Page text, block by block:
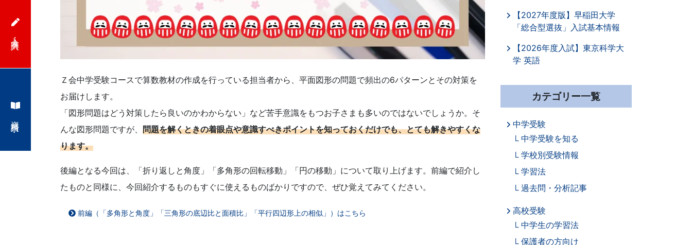
は
の
報
が
満
Ｚ会中学受験コースで算数教材の作成を行っている担当者から、平面図形の問題で頻出の6パターンとその対策を
お届けします。
「図形問題はどう対策したら良いのかわからない」など苦手意識をもつお子さまも多いのではないでしょうか。そ
んな図形問題ですが、 問題を解くときの着眼点や意識すべきポイントを知っておくだけでも、とても解きやすくな
ります。
後編となる今回は、「折り返しと角度」「多角形の回転移動」「円の移動」について取り上げます。前編で紹介し
たものと同様に、今回紹介するものもすぐに使えるものばかりですので、ぜひ覚えてみてください。
前編（「多角形と角度」「三角形の底辺比と面積比」「平行四辺形上の相似」）はこちら
【2027年度版】早稲田大学
「総合型選抜」入試基本情報
【2026年度入試】東京科学大
学 英語
カテゴリー一覧
中学受験
中学受験を知る
学校別受験情報
学習法
過去問・分析記事
高校受験
中学生の学習法
保護者の方向け